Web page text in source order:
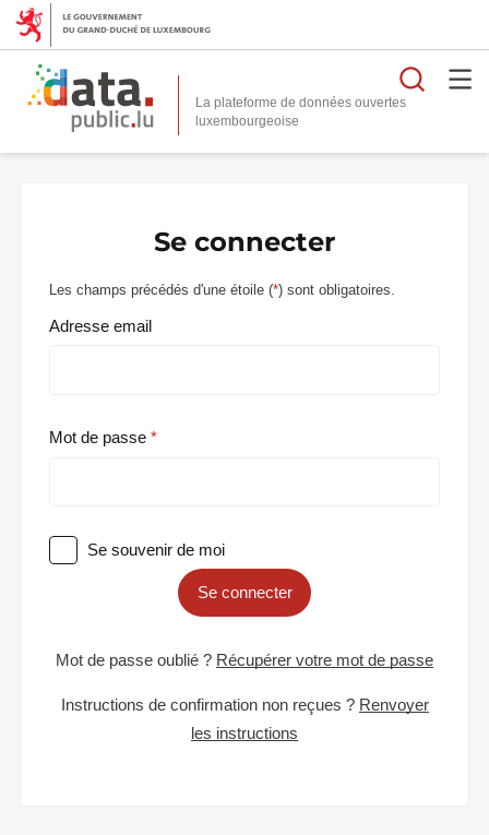
La plateforme de données ouvertes
Se connecter
Les champs précédés d'une étoile (*) sont obligatoires.
Adresse email
Mot de passe
Se souvenir de moi
Se connecter
Mot de passe oublié ? Récupérer votre mot de passe
Instructions de confirmation non reçues ? Renvoyer
les instructions